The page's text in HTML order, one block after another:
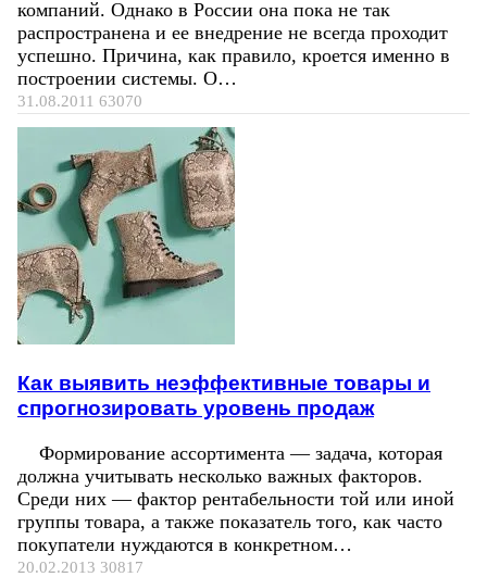
компаний. Однако в России она пока не так
распространена и ее внедрение не всегда проходит
успешно. Причина, как правило, кроется именно в
построении системы. О…
31.08.2011 63070
Как выявить неэффективные товары и
спрогнозировать уровень продаж
Формирование ассортимента — задача, которая
должна учитывать несколько важных факторов.
Среди них — фактор рентабельности той или иной
группы товара, а также показатель того, как часто
покупатели нуждаются в конкретном…
20.02.2013 30817